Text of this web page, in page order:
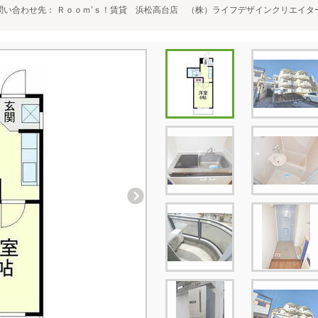
い合わせ先 Ｒｏｏｍ’ｓ！賃貸 浜松高台店 （株）ライフデザインクリエイタ